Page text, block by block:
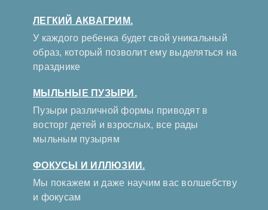
ЛЕГКИЙ АКВАГРИМ.
У каждого ребенка будет свой уникальный
образ, который позволит ему выделяться на
празднике
МЫЛЬНЫЕ ПУЗЫРИ.
Пузыри различной формы приводят в
восторг детей и взрослых, все рады
мыльным пузырям
ФОКУСЫ И ИЛЛЮЗИИ.
Мы покажем и даже научим вас волшебству
и фокусам